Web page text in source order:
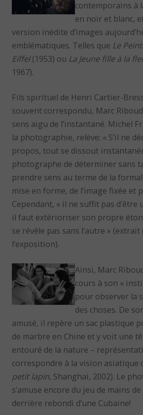
contemporains à
en noir et blanc,
version inédite d’images
emblématiques. Telles que Le
Eiffel(1953) ou La Jeune fille à la
1967).
Fils spirituel de Henri Cartier-
souvent correspondu, Marc
sens aigu de l’instantané. Michel
la photographie, relève: « S’il ne
propos, tout se dissout
photographe de déterminer sans
prendre sens au terme de la
mise en forme, de l’image fixée et
Cependant, « il ne suffit pas d’être
il faut extérioriser son propre
se révèle pas sans l’autre »
l’exposition).
Ainsi, Marc
cours à son «
pour observer la
des choses. De
amusé, il repère un sac plastique
de marbre en Chine et y voit une
entouré de la nature –
correspondre à la vision asiatique
petit lapin, Shanghai, 2002). Le
s’amuse encore du jeu de mains
derrière rebondi d’une Cubaine!